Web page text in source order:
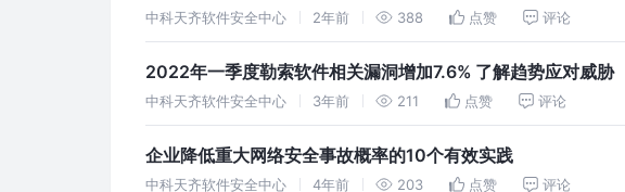
中科天齐软件安全中心 2年前 388 点赞 评论
2022年一季度勒索软件相关漏洞增加7.6% 了解趋势应对威胁
中科天齐软件安全中心 3年前 211 点赞 评论
企业降低重大网络安全事故概率的10个有效实践
中科天齐软件安全中心 4年前 203 点赞 评论